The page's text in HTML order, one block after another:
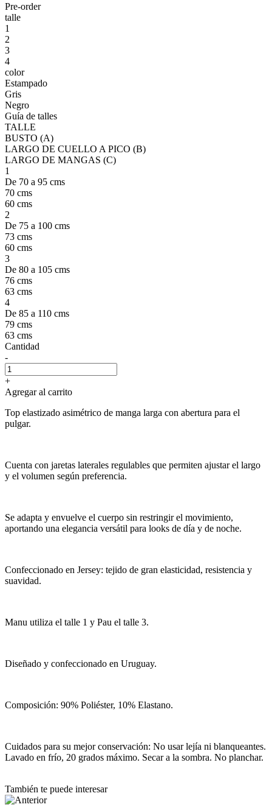
Pre-order
talle
1
2
3
4
color
Estampado
Gris
Negro
Guía de talles
TALLE
BUSTO (A)
LARGO DE CUELLO A PICO (B)
LARGO DE MANGAS (C)
1
De 70 a 95 cms
70 cms
60 cms
2
De 75 a 100 cms
73 cms
60 cms
3
De 80 a 105 cms
76 cms
63 cms
4
De 85 a 110 cms
79 cms
63 cms
Cantidad
-
+
Agregar al carrito
Top elastizado asimétrico de manga larga con abertura para el
pulgar.
Cuenta con jaretas laterales regulables que permiten ajustar el largo
y el volumen según preferencia.
Se adapta y envuelve el cuerpo sin restringir el movimiento,
aportando una elegancia versátil para looks de día y de noche.
Confeccionado en Jersey: tejido de gran elasticidad, resistencia y
suavidad.
Manu utiliza el talle 1 y Pau el talle 3.
Diseñado y confeccionado en Uruguay.
Composición: 90% Poliéster, 10% Elastano.
Cuidados para su mejor conservación: No usar lejía ni blanqueantes.
Lavado en frío, 20 grados máximo. Secar a la sombra. No planchar.
También te puede interesar